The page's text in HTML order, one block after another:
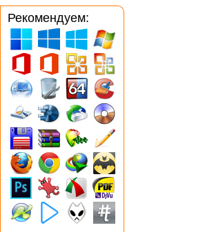
Рекомендуем: